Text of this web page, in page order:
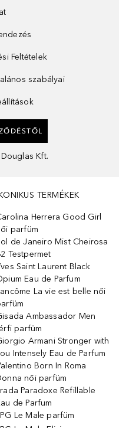
Feltételek
szabályai
Kft.
TERMÉKEK
Herrera Good Girl
parfüm
de Janeiro Mist Cheirosa
Testpermet
Saint Laurent Black
Eau de Parfum
La vie est belle női
Ambassador Men
parfüm
Armani Stronger with
Intensely Eau de Parfum
Born In Roma
női parfüm
Paradoxe Refillable
de Parfum
Le Male parfüm